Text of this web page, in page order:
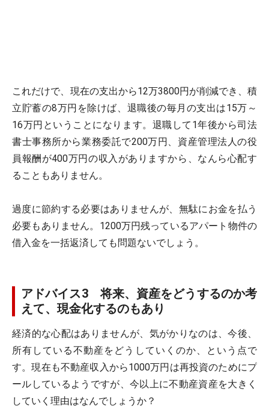
これだけで、現在の支出から12万3800円が削減でき、積
立貯蓄の8万円を除けば、退職後の毎月の支出は15万～
16万円ということになります。退職して1年後から司法
書士事務所から業務委託で200万円、資産管理法人の役
員報酬が400万円の収入がありますから、なんら心配す
ることもありません。
過度に節約する必要はありませんが、無駄にお金を払う
必要もありません。1200万円残っているアパート物件の
借入金を一括返済しても問題ないでしょう。
アドバイス3 将来、資産をどうするのか考
えて、現金化するのもあり
経済的な心配はありませんが、気がかりなのは、今後、
所有している不動産をどうしていくのか、という点で
す。現在も不動産収入から1000万円は再投資のためにプ
ールしているようですが、今以上に不動産資産を大きく
していく理由はなんでしょうか？